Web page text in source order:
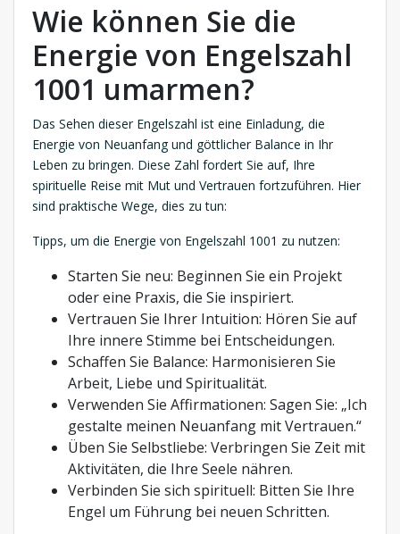
Wie können Sie die
Energie von Engelszahl
1001 umarmen?
Das Sehen dieser Engelszahl ist eine Einladung, die
Energie von Neuanfang und göttlicher Balance in Ihr
Leben zu bringen. Diese Zahl fordert Sie auf, Ihre
spirituelle Reise mit Mut und Vertrauen fortzuführen. Hier
sind praktische Wege, dies zu tun:
Tipps, um die Energie von Engelszahl 1001 zu nutzen:
Starten Sie neu: Beginnen Sie ein Projekt
oder eine Praxis, die Sie inspiriert.
Vertrauen Sie Ihrer Intuition: Hören Sie auf
Ihre innere Stimme bei Entscheidungen.
Schaffen Sie Balance: Harmonisieren Sie
Arbeit, Liebe und Spiritualität.
Verwenden Sie Affirmationen: Sagen Sie: „Ich
gestalte meinen Neuanfang mit Vertrauen.“
Üben Sie Selbstliebe: Verbringen Sie Zeit mit
Aktivitäten, die Ihre Seele nähren.
Verbinden Sie sich spirituell: Bitten Sie Ihre
Engel um Führung bei neuen Schritten.